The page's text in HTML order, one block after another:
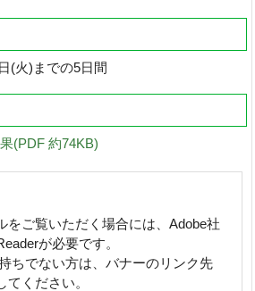
(火)までの5日間
(PDF 約74KB)
をご覧いただく場合には、Adobe社
が必要です。
ちでない方は、バナーのリンク先
ください。